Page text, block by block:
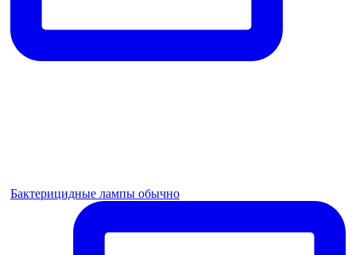
Бактерицидные лампы обычно